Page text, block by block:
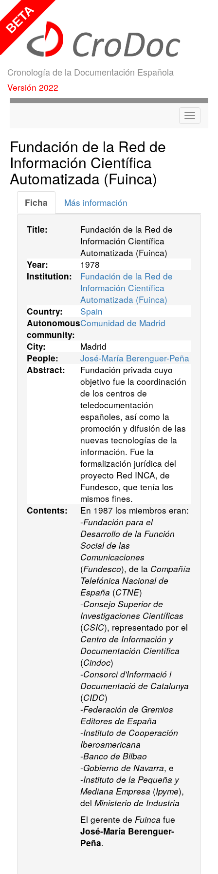
Cronología de la Documentación Española
Versión 2022
Menú
Fundación de la Red de
Información Científica
Automatizada (Fuinca)
Ficha Más información
Title:
Fundación de la Red de
Información Científica
Automatizada (Fuinca)
Year: 1978
Institution:
Fundación de la Red de
Información Científica
Automatizada (Fuinca)
Country: Spain
Autonomous
community:
Comunidad de Madrid
City: Madrid
People: José-María Berenguer-Peña
Abstract:
Fundación privada cuyo
objetivo fue la coordinación
de los centros de
teledocumentación
españoles, así como la
promoción y difusión de las
nuevas tecnologías de la
información. Fue la
formalización jurídica del
proyecto Red INCA, de
Fundesco, que tenía los
mismos fines.
Contents:
En 1987 los miembros eran:
-Fundación para el
Desarrollo de la Función
Social de las
Comunicaciones
(Fundesco), de la Compañía
Telefónica Nacional de
España (CTNE)
-Consejo Superior de
Investigaciones Científicas
(CSIC), representado por el
Centro de Información y
Documentación Científica
(Cindoc)
-Consorci d'Informació i
Documentació de Catalunya
(CIDC)
-Federación de Gremios
Editores de España
-Instituto de Cooperación
Iberoamericana
-Banco de Bilbao
-Gobierno de Navarra, e
-Instituto de la Pequeña y
Mediana Empresa (Ipyme),
del Ministerio de Industria
El gerente de Fuinca fue
José-María Berenguer-
Peña.